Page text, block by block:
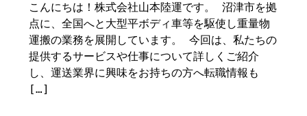
こんにちは！株式会社山本陸運です。 沼津市を拠
点に、全国へと大型平ボディ車等を駆使し重量物
運搬の業務を展開しています。 今回は、私たちの
提供するサービスや仕事について詳しくご紹介
し、運送業界に興味をお持ちの方へ転職情報も
[…]